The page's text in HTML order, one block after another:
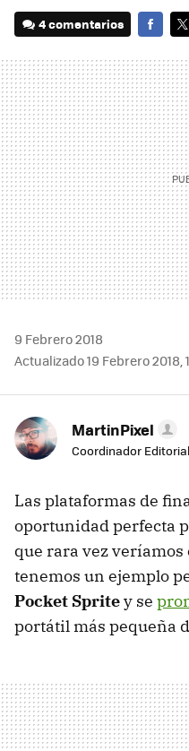
4 comentarios
9 Febrero 2018
Actualizado 19 Febrero 2018,
MartinPixel
Coordinador
Las plataformas de
oportunidad perfecta
que rara vez veríamos
tenemos un ejemplo
Pocket Spritey se
portátil más pequeña